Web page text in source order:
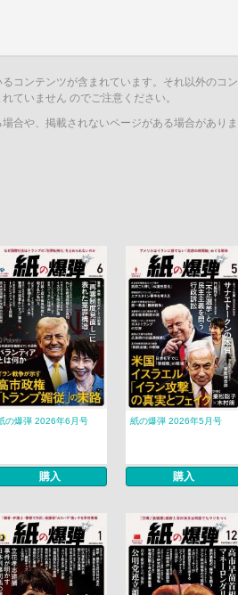
コンテンツが含まれています。それ以外のコン
ていません のでご注意ください。
合や、掲載されないページがある場合がありま
の爆弾 2026年6月号
購入
紙の爆弾 2026年5月号
購入